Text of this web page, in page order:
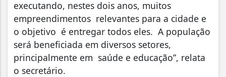
executando, nestes dois anos, muitos
empreendimentos relevantes para a cidade e
o objetivo é entregar todos eles. A população
será beneficiada em diversos setores,
principalmente em saúde e educação”, relata
o secretário.